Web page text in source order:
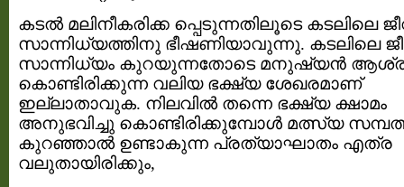
കടല്‍ മലിനീകരിക്ക പ്പെടുന്നതിലൂടെ കടലിലെ
സാന്നിധ്യത്തിനു ഭീഷണിയാവുന്നു. കടലിലെ
സാന്നിധ്യം കുറയുന്നതോടെ മനുഷ്യന്‍
കൊണ്ടിരിക്കുന്ന വലിയ ഭക്ഷ്യ ശേഖരമാണ്
ഇല്ലാതാവുക. നിലവില്‍ തന്നെ ഭക്ഷ്യ ക്ഷാമം
അനുഭവിച്ചു കൊണ്ടിരിക്കുമ്പോള്‍ മത്സ്യ
കുറഞ്ഞാല്‍ ഉണ്ടാകുന്ന പ്രത്യാഘാതം എത്ര
വലുതായിരിക്കും,